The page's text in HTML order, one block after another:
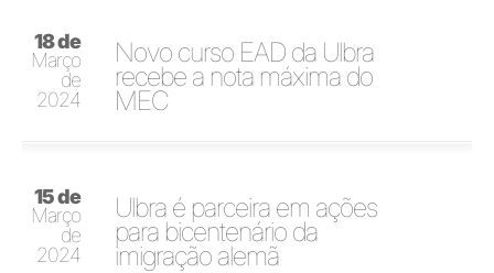
18 de
Março
de
2024
Novo curso EAD da Ulbra
recebe a nota máxima do
MEC
15 de
Março
de
2024
Ulbra é parceira em ações
para bicentenário da
imigração alemã